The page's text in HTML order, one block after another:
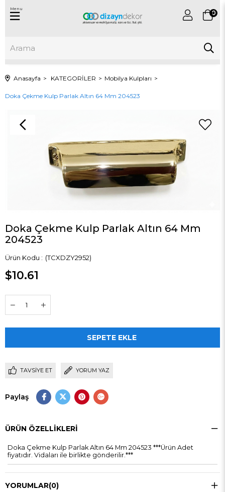
0
Menu
Anasayfa KATEGORİLER Mobilya Kulpları
Doka Çekme Kulp Parlak Altın 64 Mm 204523
Doka Çekme Kulp Parlak Altın 64 Mm
204523
(TCXDZY2952)
$10.61
TAVSIYE ET YORUM YAZ
Paylaş
ÜRÜN ÖZELLIKLERI
Doka Çekme Kulp Parlak Altın 64 Mm 204523 ***Ürün Adet
fiyatıdır. Vidaları ile birlikte gönderilir.***
YORUMLAR(0)